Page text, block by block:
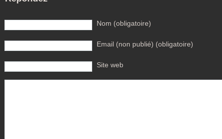
Nom (obligatoire)
Email (non publié) (obligatoire)
Site web